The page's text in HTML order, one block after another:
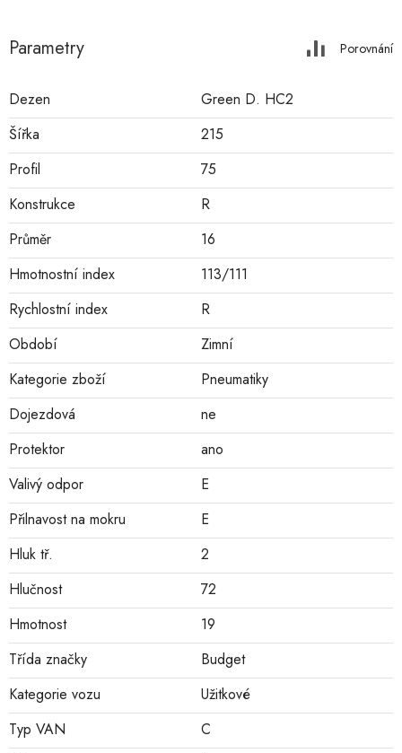
Parametry Porovnání
Dezen
Green D. HC2
Šířka
215
Profil
75
Konstrukce
R
Průměr
16
Hmotnostní index
113/111
Rychlostní index
R
Období
Zimní
Kategorie zboží
Pneumatiky
Dojezdová
ne
Protektor
ano
Valivý odpor
E
Přilnavost na mokru
E
Hluk tř.
2
Hlučnost
72
Hmotnost
19
Třída značky
Budget
Kategorie vozu
Užitkové
Typ VAN
C